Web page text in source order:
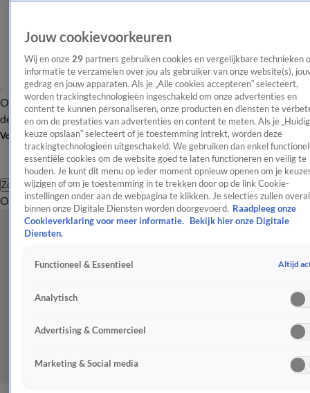
OverzichtAfleveringen Entertainment TV Algemeen
Tip
de redactieNieuwsbrief
Volg Shownieuws
Zoeken
OverzichtEntertainmentSpraakmakendRealityCrimeVideo's
Jouw cookievoorkeuren
Wij en onze 29 partners gebruiken cookies en vergelijkbare technieken
informatie te verzamelen over jou als gebruiker van onze website(s),
gedrag en jouw apparaten. Als je „Alle cookies accepteren” selecteert,
worden trackingtechnologieën ingeschakeld om onze advertenties en
content te kunnen personaliseren, onze producten en diensten te
en om de prestaties van advertenties en content te meten. Als je
keuze opslaan” selecteert of je toestemming intrekt, worden deze
trackingtechnologieën uitgeschakeld. We gebruiken dan enkel
essentiële cookies om de website goed te laten functioneren en veilig te
houden. Je kunt dit menu op ieder moment opnieuw openen om je
wijzigen of om je toestemming in te trekken door op de link Cookie-
instellingen onder aan de webpagina te klikken. Je selecties zullen overal
binnen onze Digitale Diensten worden doorgevoerd. Raadpleeg onze
Cookieverklaring voor meer informatie.
Bekijk hier onze Digitale
Diensten.
Functioneel & Essentieel Altijd
Analytisch
Advertising & Commercieel
Marketing & Social media